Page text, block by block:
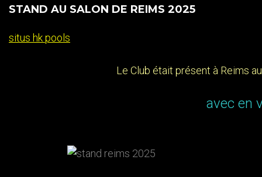
Vie du club
STAND AU SALON DE REIMS 2025
situs hk pools
Le Club était présent à Reims
avec en